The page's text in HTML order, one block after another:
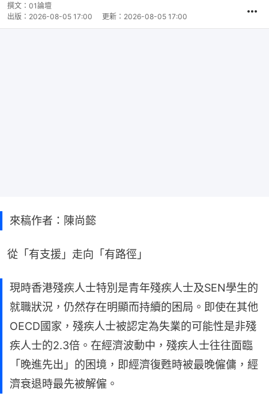
撰文： 01論壇
出版： 2026-08-05 17:00 更新： 2026-08-05 17:00
來稿作者：陳尚懿
從「有支援」走向「有路徑」
現時香港殘疾人士特別是青年殘疾人士及SEN學生的
就職狀況，仍然存在明顯而持續的困局。即使在其他
OECD國家，殘疾人士被認定為失業的可能性是非殘
疾人士的2.3倍。在經濟波動中，殘疾人士往往面臨
「晚進先出」的困境，即經濟復甦時被最晚僱傭，經
濟衰退時最先被解僱。